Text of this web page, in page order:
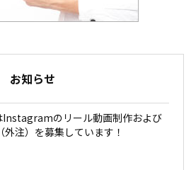
お知らせ
Instagramのリール動画制作および
注）を募集しています！